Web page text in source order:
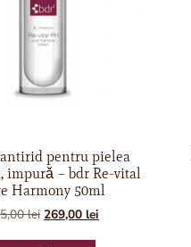
pentru pielea
impurǎ – bdr Re-vital
Harmony 50ml
lei 269,00 lei